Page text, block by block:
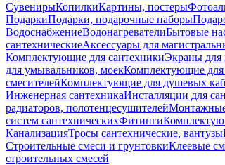
СувенирыКопилкиКартины, постеры
ПодаркиПодарки, подарочные наборы
ВодоснабжениеВодонагревателиБытовые
сантехническиеАксессуары для
Комплектующие для сантехникиЭкраны для
для умывальников, моекКомплектующие для
смесителейКомплектующие для душевых
Инженерная сантехникаИнсталляции для
радиаторов, полотенцесушителейМонтажные
систем сантехническихФитинги
КанализацияТросы сантехнические, вантузы
Строительные смеси и грунтовкиКлеевые
строительных смесей